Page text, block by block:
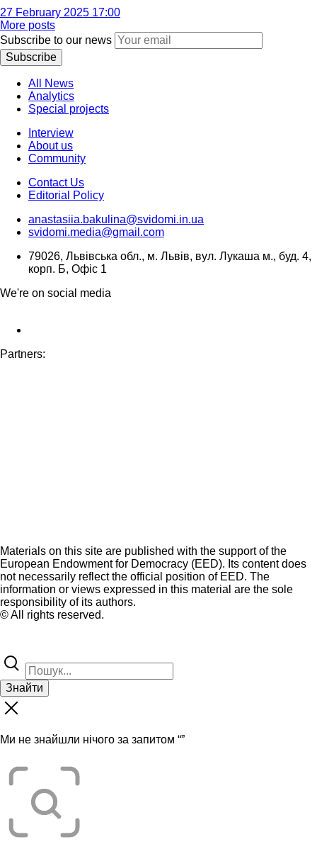
27 February 2025 17:00
More posts
Subscribe to our news
Subscribe
All News
Analytics
Special projects
Interview
About us
Community
Contact Us
Editorial Policy
anastasiia.bakulina@svidomi.in.ua
svidomi.media@gmail.com
79026, Львівська обл., м. Львів, вул. Лукаша м., буд. 4,
корп. Б, Офіс 1
We're on social media
Partners:
Materials on this site are published with the support of the
European Endowment for Democracy (EED). Its content does
not necessarily reflect the official position of EED. The
information or views expressed in this material are the sole
responsibility of its authors.
© All rights reserved.
Знайти
Ми не знайшли нічого за запитом “”